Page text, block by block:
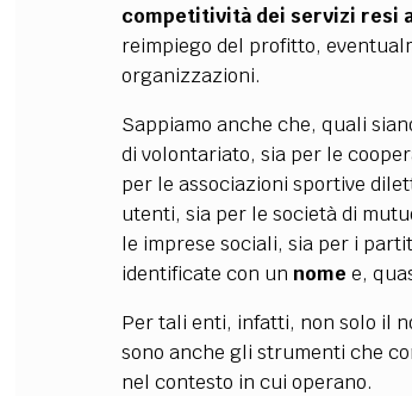
competitività dei servizi resi
reimpiego del profitto,
organizzazioni.
Sappiamo anche che, quali
di volontariato, sia per le
per le associazioni sportive
utenti, sia per le società di
le imprese sociali, sia per i
identificate con un nome e,
Per tali enti, infatti, non solo il
sono anche gli strumenti che
nel contesto in cui operano.